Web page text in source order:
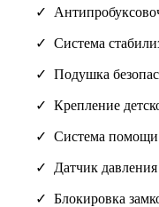
Система
Подушка
Крепление
Система помощи
Датчик
Блокировка